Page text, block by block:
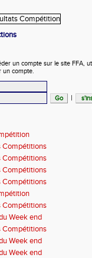
un compte sur le site FFA,
un compte.
|
Compétitions
Compétitions
Compétitions
Compétitions
Compétitions
Week end
Compétitions
Week end
Week end